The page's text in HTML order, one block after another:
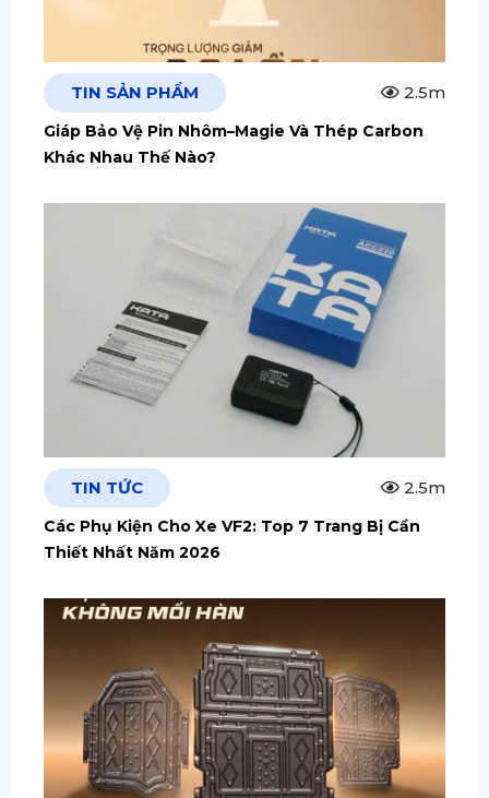
TIN SẢN PHẨM 2.5m
Giáp Bảo Vệ Pin Nhôm–Magie Và Thép Carbon
Khác Nhau Thế Nào?
TIN TỨC 2.5m
Các Phụ Kiện Cho Xe VF2: Top 7 Trang Bị Cần
Thiết Nhất Năm 2026